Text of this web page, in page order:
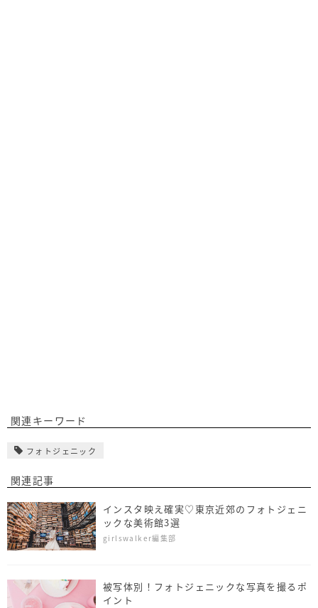
関連キーワード
フォトジェニック
関連記事
インスタ映え確実♡東京近郊のフォトジェニ
ックな美術館3選
girlswalker編集部
被写体別！フォトジェニックな写真を撮るポ
イント